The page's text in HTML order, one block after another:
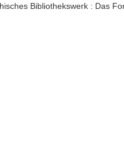
Bibliothekswerk : Das